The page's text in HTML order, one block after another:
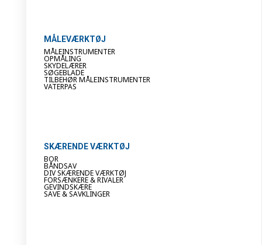
MÅLEVÆRKTØJ
MÅLEINSTRUMENTER
OPMÅLING
SKYDELÆRER
SØGEBLADE
TILBEHØR MÅLEINSTRUMENTER
VATERPAS
SKÆRENDE VÆRKTØJ
BOR
BÅNDSAV
DIV SKÆRENDE VÆRKTØJ
FORSÆNKERE & RIVALER
GEVINDSKÆRE
SAVE & SAVKLINGER